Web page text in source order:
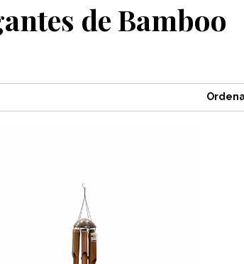
de Bamboo